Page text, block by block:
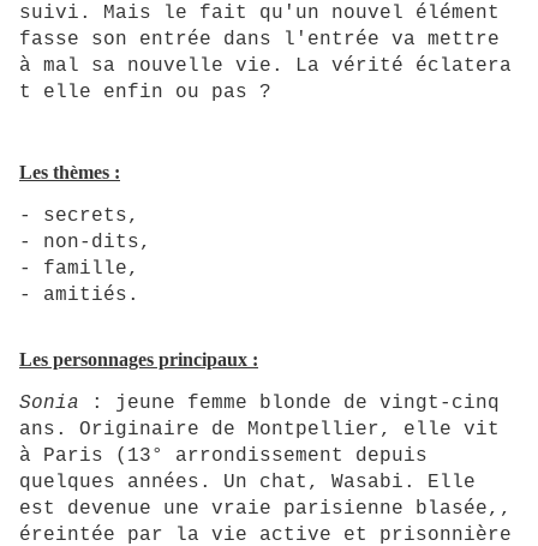
suivi. Mais le fait qu'un nouvel élément
fasse son entrée dans l'entrée va mettre
à mal sa nouvelle vie. La vérité éclatera
t elle enfin ou pas ?
Les thèmes :
- secrets,
- non-dits,
- famille,
- amitiés.
Les personnages principaux :
Sonia
: jeune femme blonde de vingt-cinq
ans. Originaire de Montpellier, elle vit
à Paris (13° arrondissement depuis
quelques années. Un chat, Wasabi. Elle
est devenue une vraie parisienne blasée,,
éreintée par la vie active et prisonnière